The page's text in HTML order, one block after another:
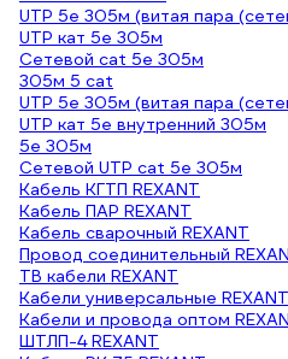
UTP 5e 305м (витая пара
UTP кат 5е 305м
Сетевой cat 5e 305м
305м 5 cat
UTP 5e 305м (витая пара
UTP кат 5e внутренний 305м
5e 305м
Сетевой UTP cat 5e 305м
Кабель КГТП REXANT
Кабель ПАР REXANT
Кабель сварочный REXANT
Провод соединительный
ТВ кабели REXANT
Кабели универсальные REXANT
Кабели и провода оптом
ШТЛП-4 REXANT